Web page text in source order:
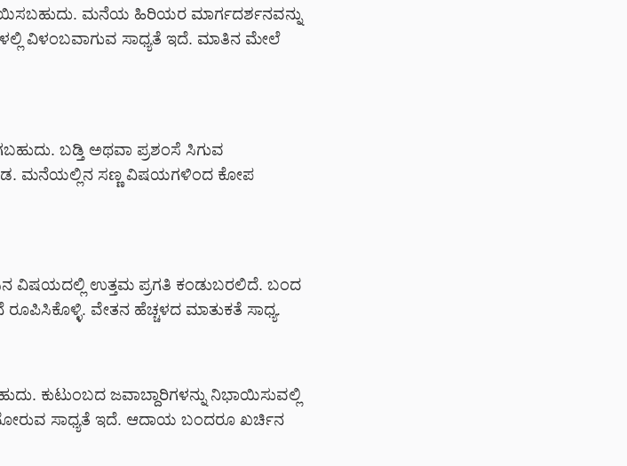
ಮನೆಯ ಹಿರಿಯರ ಮಾರ್ಗದರ್ಶನವನ್ನು
ವಿಳಂಬವಾಗುವ ಸಾಧ್ಯತೆ ಇದೆ. ಮಾತಿನ ಮೇಲೆ
ಬಡ್ತಿ ಅಥವಾ ಪ್ರಶಂಸೆ ಸಿಗುವ
ಮನೆಯಲ್ಲಿನ ಸಣ್ಣ ವಿಷಯಗಳಿಂದ ಕೋಪ
ವಿಷಯದಲ್ಲಿ ಉತ್ತಮ ಪ್ರಗತಿ ಕಂಡುಬರಲಿದೆ. ಬಂದ
ವೇತನ ಹೆಚ್ಚಳದ ಮಾತುಕತೆ ಸಾಧ್ಯ.
ಕುಟುಂಬದ ಜವಾಬ್ದಾರಿಗಳನ್ನು ನಿಭಾಯಿಸುವಲ್ಲಿ
ಸಾಧ್ಯತೆ ಇದೆ. ಆದಾಯ ಬಂದರೂ ಖರ್ಚಿನ